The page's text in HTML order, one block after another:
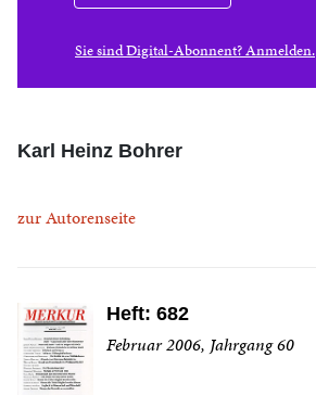
Sie sind Digital-Abonnent? Anmelden.
Karl Heinz Bohrer
zur Autorenseite
Heft: 682
Februar 2006, Jahrgang 60